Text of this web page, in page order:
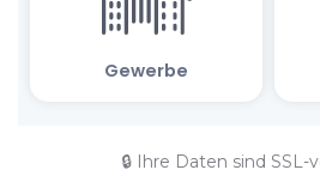
🔒 Ihre Daten sind SSL-